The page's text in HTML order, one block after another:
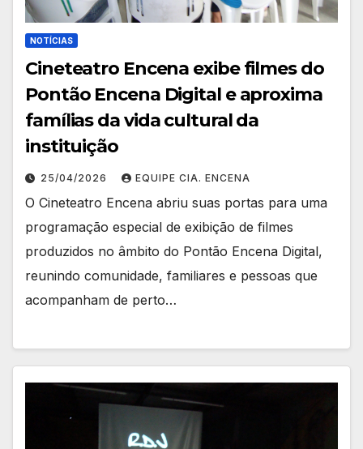
NOTÍCIAS
Cineteatro Encena exibe filmes do
Pontão Encena Digital e aproxima
famílias da vida cultural da
instituição
25/04/2026 EQUIPE CIA. ENCENA
O Cineteatro Encena abriu suas portas para uma
programação especial de exibição de filmes
produzidos no âmbito do Pontão Encena Digital,
reunindo comunidade, familiares e pessoas que
acompanham de perto…